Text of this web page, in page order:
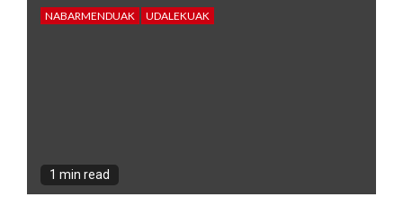
NABARMENDUAK UDALEKUAK
1 min read